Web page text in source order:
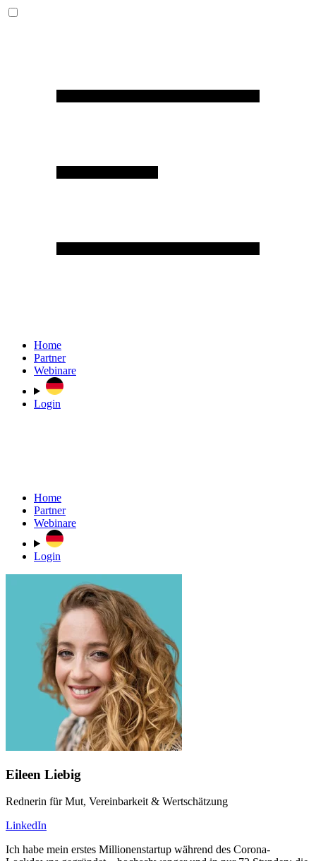
Home
Partner
Webinare
Login
Home
Partner
Webinare
Login
Eileen Liebig
Rednerin für Mut, Vereinbarkeit & Wertschätzung
LinkedIn
Ich habe mein erstes Millionenstartup während des Corona-